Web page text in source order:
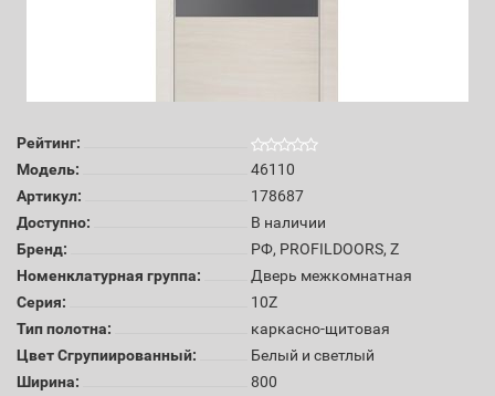
Рейтинг:
Модель:
46110
Артикул:
178687
Доступно:
В наличии
Бренд:
РФ, PROFILDOORS, Z
Номенклатурная группа:
Дверь межкомнатная
Серия:
10Z
Тип полотна:
каркасно-щитовая
Цвет Сгрупиированный:
Белый и светлый
Ширина:
800